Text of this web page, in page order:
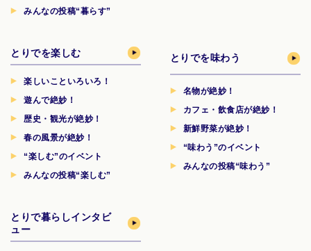
みんなの投稿“暮らす”
とりでを楽しむ
楽しいこといろいろ！
遊んで絶妙！
歴史・観光が絶妙！
春の風景が絶妙！
“楽しむ”のイベント
みんなの投稿“楽しむ”
とりでを味わう
名物が絶妙！
カフェ・飲食店が絶妙！
新鮮野菜が絶妙！
“味わう”のイベント
みんなの投稿“味わう”
とりで暮らしインタビ
ュー